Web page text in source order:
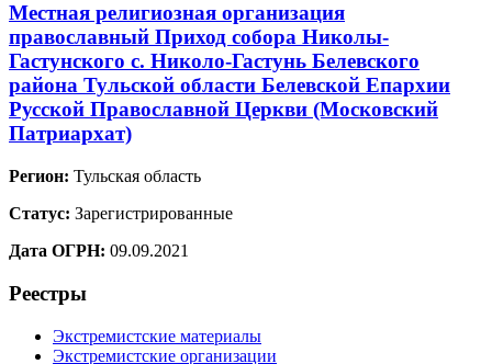
Местная религиозная организация
православный Приход собора Николы-
Гастунского с. Николо-Гастунь Белевского
района Тульской области Белевской Епархии
Русской Православной Церкви (Московский
Патриархат)
Регион: Тульская область
Статус: Зарегистрированные
Дата ОГРН: 09.09.2021
Реестры
Экстремистские материалы
Экстремистские организации